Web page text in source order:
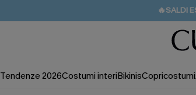
🔥SALDI
💌REGALO
Tendenze 2026Costumi interiBikinisCopricostumi